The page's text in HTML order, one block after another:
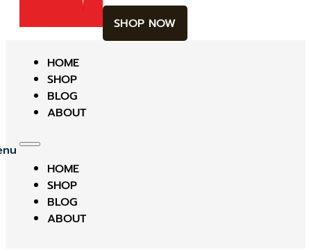
SHOP NOW
HOME
SHOP
BLOG
ABOUT
HOME
SHOP
BLOG
ABOUT